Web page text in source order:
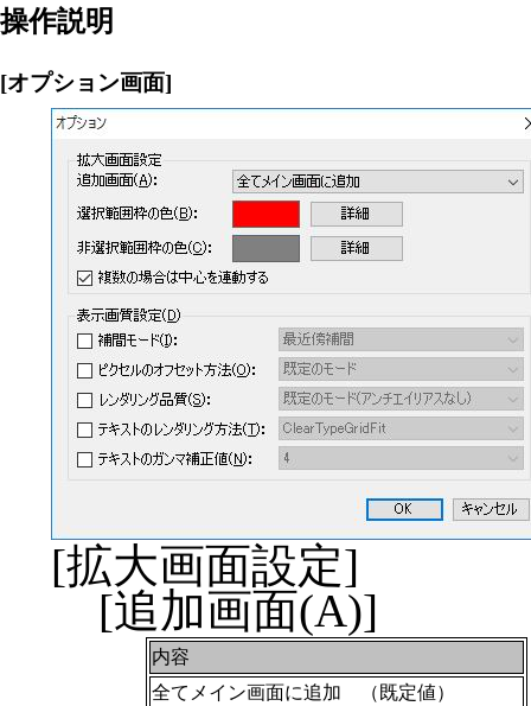
操作説明
[オプション画面]
[拡大画面設定]
[追加画面(A)]
内容
全てメイン画面に追加 （既定値）